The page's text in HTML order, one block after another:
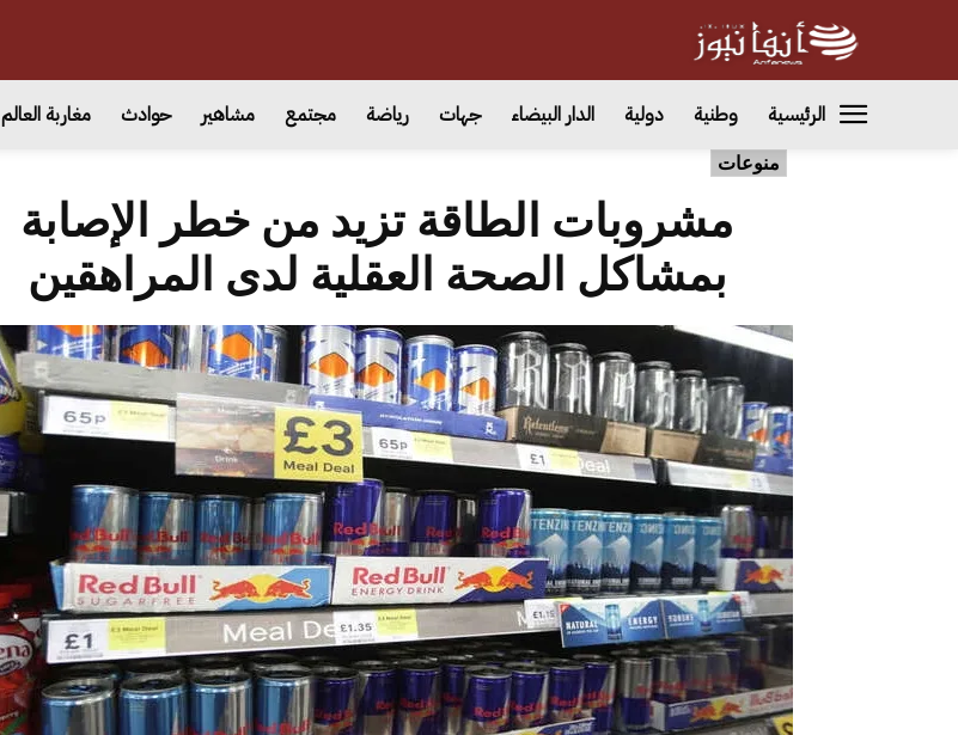
الرئيسية وطنية دولية الدار البيضاء جهات رياضة مجتمع مشاهير حوادث مغاربة العالم
منوعات
مشروبات الطاقة تزيد من خطر الإصابة
بمشاكل الصحة العقلية لدى المراهقين